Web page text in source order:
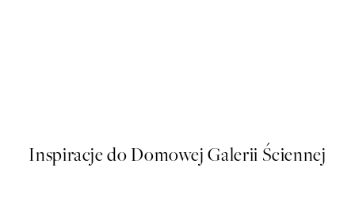
Inspiracje do Domowej Galerii Ściennej